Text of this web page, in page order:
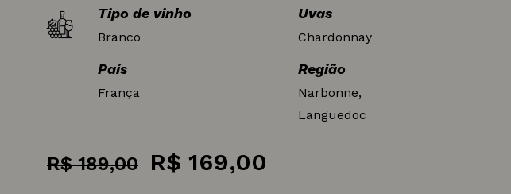
Tipo de vinho
Branco
Uvas
Chardonnay
País
França
Região
Narbonne,
Languedoc
R$189,00
O
R$ 169,00